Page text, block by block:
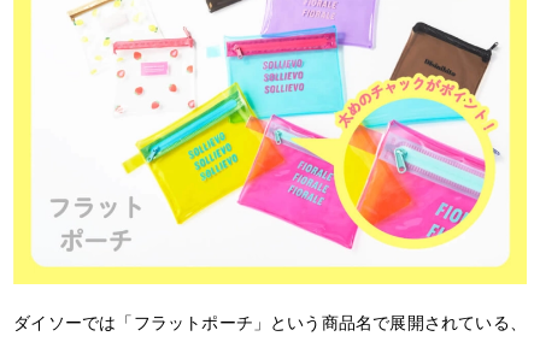
ダイソーでは「フラットポーチ」という商品名で展開されている、